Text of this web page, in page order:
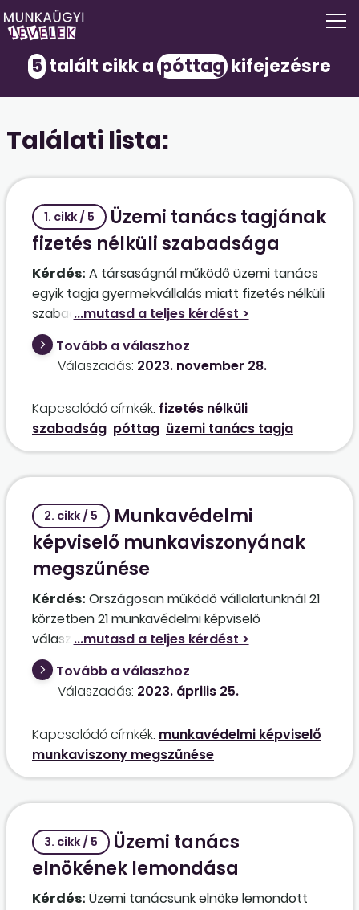
5 talált cikk a póttag kifejezésre
Találati lista:
1. cikk / 5
Üzemi tanács tagjának
fizetés nélküli szabadsága
Kérdés: A társaságnál működő üzemi tanács
egyik tagja gyermekvállalás miatt fizetés nélküli
szabadságon lesz, várhatóan évekig. Ez hogyan
érinti az üzemi tanács tagjaként betöltött
funkcióját? Be kell, vagy be lehet hívni helyette
póttagot?
Tovább a válaszhoz
Válaszadás: 2023. november 28.
Kapcsolódó címkék: fizetés nélküli
szabadság póttag üzemi tanács tagja
2. cikk / 5
Munkavédelmi
képviselő munkaviszonyának
megszűnése
Kérdés: Országosan működő vállalatunknál 21
körzetben 21 munkavédelmi képviselő
választására került sor a tavalyi évben. Ha egy
körzetben a munkavédelmi képviselő
mandátuma megszűnik a munkaviszony
megszűnése miatt, szükséges-e az adott
egyébként a munkavédelmi képviselők ötéves
mandátumának lejártát követően?
Pótképviselő választására nem került sor.
Tovább a válaszhoz
Válaszadás: 2023. április 25.
Kapcsolódó címkék: munkavédelmi képviselő
munkaviszony megszűnése
3. cikk / 5
Üzemi tanács
elnökének lemondása
Kérdés: Üzemi tanácsunk elnöke lemondott